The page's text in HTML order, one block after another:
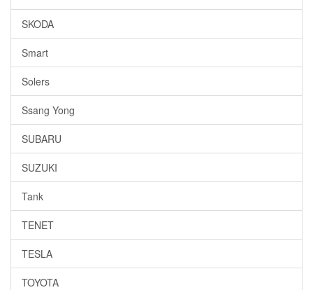
SKODA
Smart
Solers
Ssang Yong
SUBARU
SUZUKI
Tank
TENET
TESLA
TOYOTA